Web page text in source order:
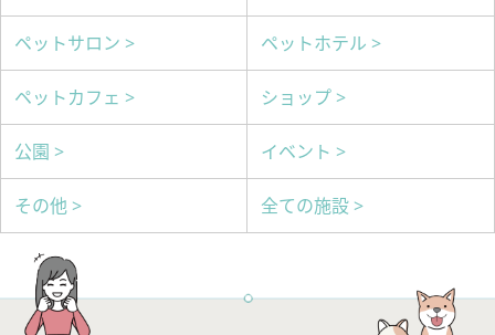
ペットサロン > ペットホテル >
ペットカフェ > ショップ >
公園 > イベント >
その他 > 全ての施設 >